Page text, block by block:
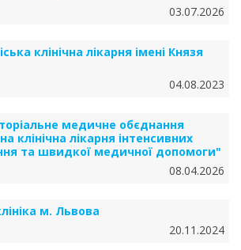
03.07.2026
клінічна лікарня імені Князя
04.08.2023
медичне обєднання
клінічна лікарня інтенсивних
та швидкої медичної допомоги"
08.04.2026
м. Львова
20.11.2024